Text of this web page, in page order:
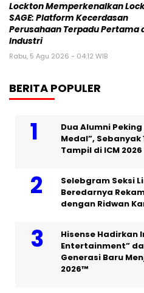
Lockton Memperkenalkan
SAGE: Platform Kecerdasan
Perusahaan Terpadu Pertama
Industri
Rabu, 5 Agu 2026 - 04:12 WIB
BERITA POPULER
Dua Alumni
Medal”, Sebanyak
Tampil di ICM 2026
Selebgram Seksi
Beredarnya
dengan Ridwan
Hisense Hadirkan
Entertainment”
Generasi Baru
2026™